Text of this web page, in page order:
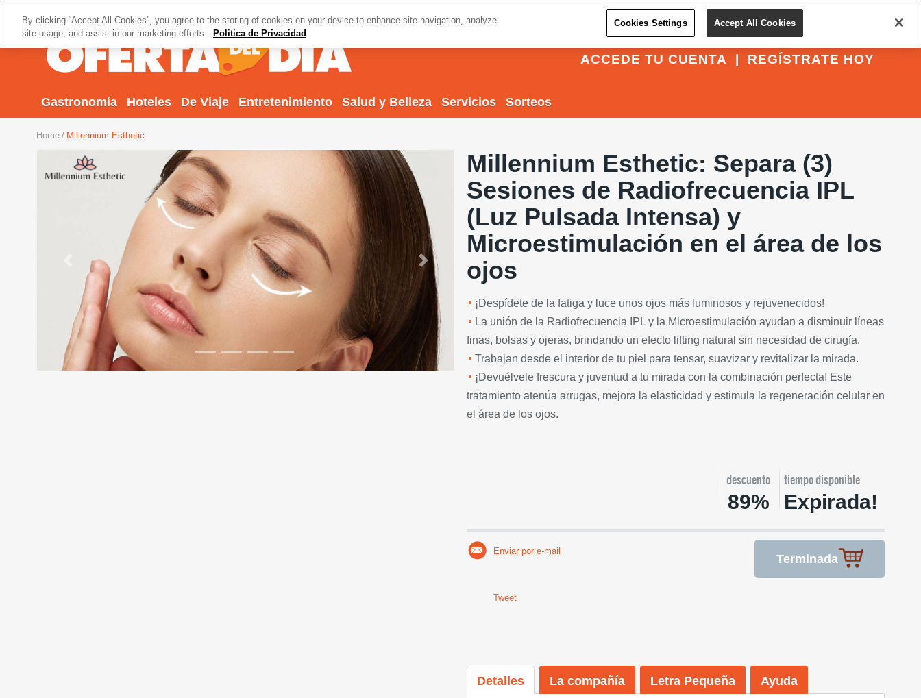
REGÍSTRATE HOY
ACCEDE TU CUENTA
Gastronomía Hoteles De Viaje Entretenimiento Salud y Belleza Servicios Sorteos
Home Millennium Esthetic
Previous Next
Millennium Esthetic: Separa (3)
Sesiones de Radiofrecuencia IPL
(Luz Pulsada Intensa) y
Microestimulación en el área de los
ojos
¡Despídete de la fatiga y luce unos ojos más luminosos y rejuvenecidos!
La unión de la Radiofrecuencia IPL y la Microestimulación ayudan a disminuir líneas
finas, bolsas y ojeras, brindando un efecto lifting natural sin necesidad de cirugía.
Trabajan desde el interior de tu piel para tensar, suavizar y revitalizar la mirada.
¡Devuélvele frescura y juventud a tu mirada con la combinación perfecta! Este
tratamiento atenúa arrugas, mejora la elasticidad y estimula la regeneración celular en
el área de los ojos.
descuento
89%
tiempo disponible
Expirada!
Terminada
Enviar por e-mail
Tweet
Detalles La compañía Letra Pequeña Ayuda
By clicking “Accept All Cookies”, you agree to the storing of cookies on your device to enhance site navigation, analyze
site usage, and assist in our marketing efforts.
Politica de Privacidad
Cookies Settings Accept All Cookies